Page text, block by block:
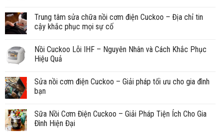
Trung tâm sửa chữa nồi cơm điện Cuckoo – Địa chỉ tin
cậy khắc phục mọi sự cố
Nồi Cuckoo Lỗi IHF – Nguyên Nhân và Cách Khắc Phục
Hiệu Quả
Sửa nồi cơm điện Cuckoo – Giải pháp tối ưu cho gia đình
bạn
Sữa Nồi Cơm Điện Cuckoo – Giải Pháp Tiện Ích Cho Gia
Đình Hiện Đại